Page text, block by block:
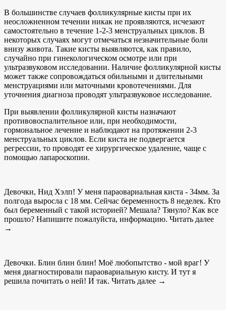
В большинстве случаев фолликулярные кисты при их
неосложненном течении никак не проявляются, исчезают
самостоятельно в течение 1-2-3 менструальных циклов. В
некоторых случаях могут отмечаться незначительные боли
внизу живота. Такие кисты выявляются, как правило,
случайно при гинекологическом осмотре или при
ультразвуковом исследовании. Наличие фолликулярной кисты
может также сопровождаться обильными и длительными
менструациями или маточными кровотечениями. Для
уточнения диагноза проводят ультразвуковое исследование.
При выявлении фолликулярной кисты назначают
противовоспалительное или, при необходимости,
гормональное лечение и наблюдают на протяжении 2-3
менструальных циклов. Если киста не подвергается
регрессии, то проводят ее хирургическое удаление, чаще с
помощью лапароскопии.
Девочки, Нид Хэлп! У меня параовариальная киста - 34мм. За
полгода выросла с 18 мм. Сейчас беременность 8 неделек. Кто
был беременный с такой историей? Мешала? Тянуло? Как все
прошло? Напишите пожалуйста, информацию. Читать далее
→
Девочки. Блин блин блин! Моё любопытство - мой враг! У
меня диагностировали параовариальную кисту. И тут я
решила почитать о ней! И так. Читать далее →